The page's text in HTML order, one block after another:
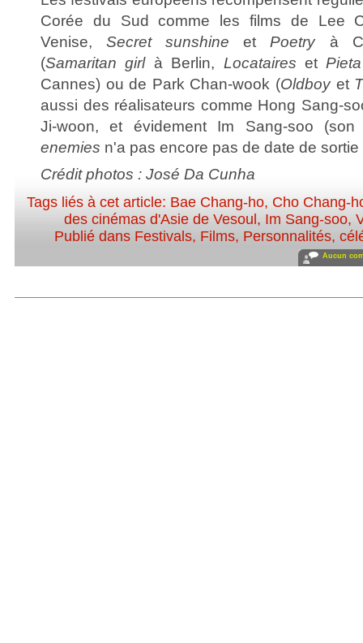
Corée du Sud comme les films de Lee
Venise,Secret sunshine etPoetry à
(Samaritan girlà Berlin, Locataires etPieta
Cannes) ou de Park Chan-wook (Oldboyet
aussi des réalisateurs comme Hong Sang-
Ji-woon, et évidement Im Sang-soo
enemies n'a pas encore pas de date de
Crédit photos : José Da Cunha
Tags liés à cet article: Bae Chang-ho, Cho Chang-
des cinémas d'Asie de Vesoul , Im Sang-soo,
Publié dans Festivals, Films, Personnalités,
Aucun